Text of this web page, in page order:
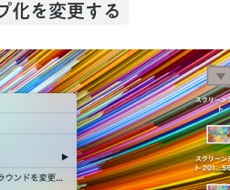
化を変更する